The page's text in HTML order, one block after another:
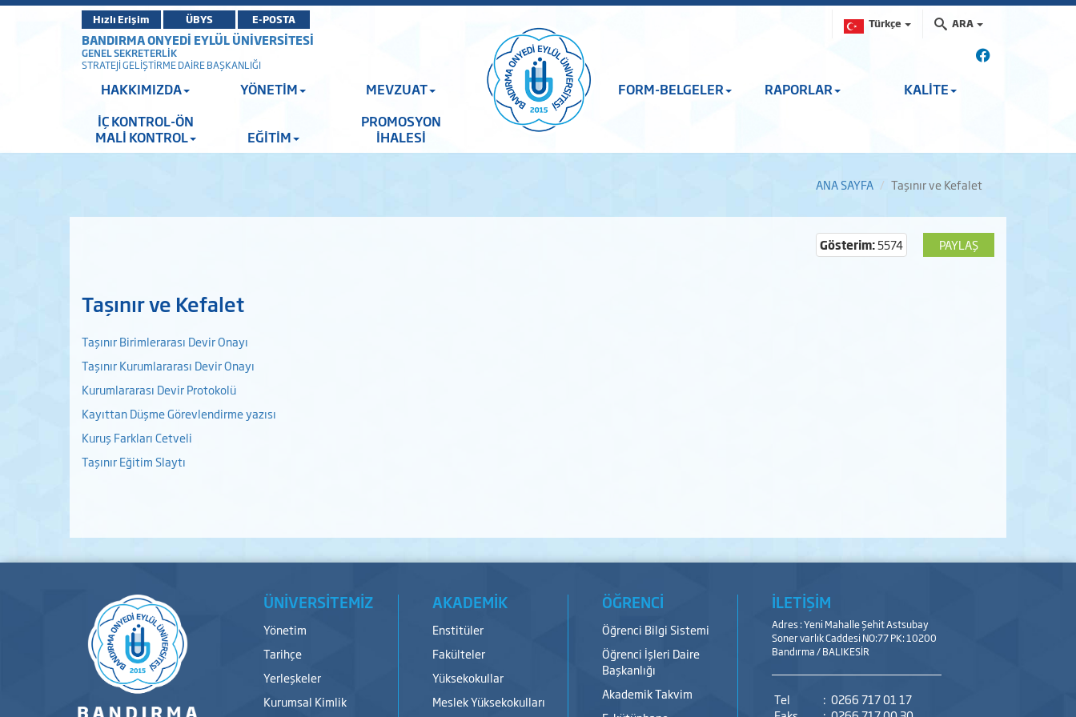
Hızlı Erişim ÜBYS E-POSTA Türkçe ARA
BANDIRMA ONYEDİ EYLÜL ÜNİVERSİTESİ
GENEL SEKRETERLİK
STRATEJİ GELİŞTİRME DAİRE BAŞKANLIĞI
HAKKIMIZDA YÖNETİM MEVZUAT FORM-BELGELER RAPORLAR
KALİTE
İÇ KONTROL-ÖN
MALİ KONTROL
EĞİTİM
PROMOSYON
İHALESİ
ANA SAYFA Taşınır ve Kefalet
PAYLAŞ
Gösterim:5574
Taşınır ve Kefalet
Taşınır Birimlerarası Devir Onayı
Taşınır Kurumlararası Devir Onayı
Kurumlararası Devir Protokolü
Kayıttan Düşme Görevlendirme yazısı
Kuruş Farkları Cetveli
Taşınır Eğitim Slaytı
ÜNİVERSİTEMİZ
Yönetim
Tarihçe
Yerleşkeler
Kurumsal Kimlik
AKADEMİK
Enstitüler
Fakülteler
Yüksekokullar
Meslek Yüksekokulları
ÖĞRENCİ
Öğrenci Bilgi Sistemi
Öğrenci İşleri Daire
Başkanlığı
Akademik Takvim
İLETİŞİM
Adres : Yeni Mahalle Şehit Astsubay
Soner varlık Caddesi NO:77 PK: 10200
Bandırma / BALIKESİR
Tel : 0266 717 01 17